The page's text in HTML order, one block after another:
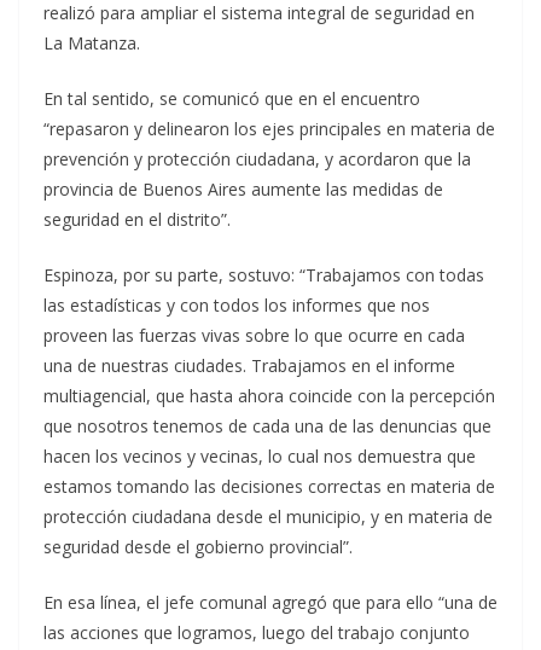
realizó para ampliar el sistema integral de seguridad en
La Matanza.
En tal sentido, se comunicó que en el encuentro
“repasaron y delinearon los ejes principales en materia de
prevención y protección ciudadana, y acordaron que la
provincia de Buenos Aires aumente las medidas de
seguridad en el distrito”.
Espinoza, por su parte, sostuvo: “Trabajamos con todas
las estadísticas y con todos los informes que nos
proveen las fuerzas vivas sobre lo que ocurre en cada
una de nuestras ciudades. Trabajamos en el informe
multiagencial, que hasta ahora coincide con la percepción
que nosotros tenemos de cada una de las denuncias que
hacen los vecinos y vecinas, lo cual nos demuestra que
estamos tomando las decisiones correctas en materia de
protección ciudadana desde el municipio, y en materia de
seguridad desde el gobierno provincial”.
En esa línea, el jefe comunal agregó que para ello “una de
las acciones que logramos, luego del trabajo conjunto